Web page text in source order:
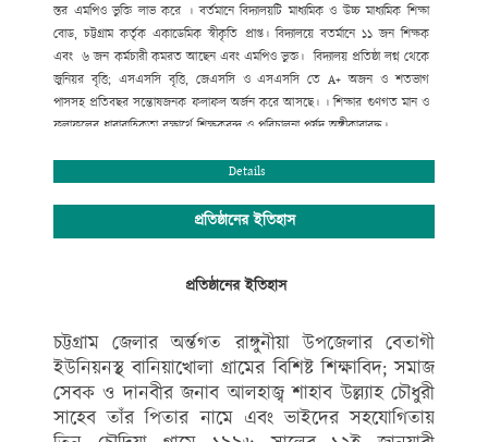
স্তর এমপিও ভুক্তি লাভ করে । বর্তমানে বিদ্যালয়টি মাধ্যমিক ও উচ্চ মাধ্যমিক শিক্ষা
বোড, চট্টগ্রাম কর্তৃক একাডেমিক স্বীকৃতি প্রাপ্ত। বিদ্যালয়ে বতর্মানে ১১ জন শিক্ষক
এবং ৬ জন কর্মচারী কমরত আছেন এবং এমপিও ভুক্ত। বিদ্যালয় প্রতিষ্ঠা লগ্ন থেকে
জুনিয়র বৃত্তি; এসএসসি বৃত্তি, জেএসসি ও এসএসসি তে A+ অজন ও শতভাগ
পাসসহ প্রতিবছর সন্তোষজনক ফলাফল অর্জন করে আসছে। । শিক্ষার গুণগত মান ও
ফলাফলের ধারাবাহিকতা রক্ষার্থে শিক্ষকবৃন্দ ও পরিচালনা পর্ষদ অঙ্গীকারাবদ্ধ।
আমি বিদ্যালয়ের উত্তরোত্তর সফলতা কামনা করি।
প্রধান শিক্ষক/সম্পাদক
Details
প্রতিষ্ঠানের ইতিহাস
প্রতিষ্ঠানের ইতিহাস
চট্টগ্রাম জেলার অর্ন্তগত রাঙ্গুনীয়া উপজেলার বেতাগী
ইউনিয়নস্থ বানিয়াখোলা গ্রামের বিশিষ্ট শিক্ষাবিদ; সমাজ
সেবক ও দানবীর জনাব আলহাজ্ব শাহাব উল্ল্যাহ চৌধুরী
সাহেব তাঁর পিতার নামে এবং ভাইদের সহযোগিতায়